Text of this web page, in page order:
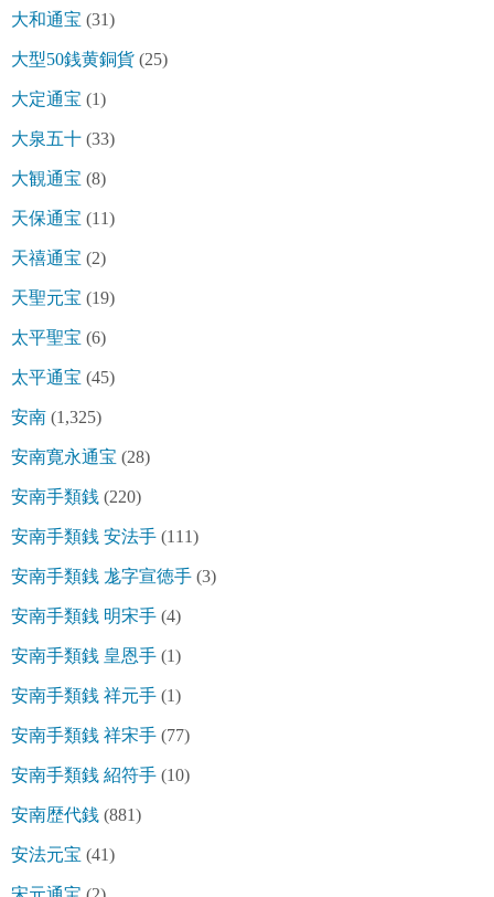
大和通宝 (31)
大型50銭黄銅貨 (25)
大定通宝 (1)
大泉五十 (33)
大観通宝 (8)
天保通宝 (11)
天禧通宝 (2)
天聖元宝 (19)
太平聖宝 (6)
太平通宝 (45)
安南 (1,325)
安南寛永通宝 (28)
安南手類銭 (220)
安南手類銭 安法手 (111)
安南手類銭 尨字宣徳手 (3)
安南手類銭 明宋手 (4)
安南手類銭 皇恩手 (1)
安南手類銭 祥元手 (1)
安南手類銭 祥宋手 (77)
安南手類銭 紹符手 (10)
安南歴代銭 (881)
安法元宝 (41)